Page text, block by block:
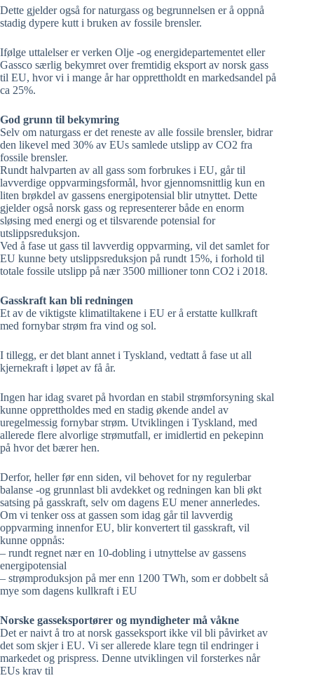
Dette gjelder også for naturgass og begrunnelsen er å oppnå
stadig dypere kutt i bruken av fossile brensler.
Ifølge uttalelser er verken Olje -og energidepartementet eller
Gassco særlig bekymret over fremtidig eksport av norsk gass
til EU, hvor vi i mange år har opprettholdt en markedsandel på
ca 25%.
God grunn til bekymring
Selv om naturgass er det reneste av alle fossile brensler, bidrar
den likevel med 30% av EUs samlede utslipp av CO2 fra
fossile brensler.
Rundt halvparten av all gass som forbrukes i EU, går til
lavverdige oppvarmingsformål, hvor gjennomsnittlig kun en
liten brøkdel av gassens energipotensial blir utnyttet. Dette
gjelder også norsk gass og representerer både en enorm
sløsing med energi og et tilsvarende potensial for
utslippsreduksjon.
Ved å fase ut gass til lavverdig oppvarming, vil det samlet for
EU kunne bety utslippsreduksjon på rundt 15%, i forhold til
totale fossile utslipp på nær 3500 millioner tonn CO2 i 2018.
Gasskraft kan bli redningen
Et av de viktigste klimatiltakene i EU er å erstatte kullkraft
med fornybar strøm fra vind og sol.
I tillegg, er det blant annet i Tyskland, vedtatt å fase ut all
kjernekraft i løpet av få år.
Ingen har idag svaret på hvordan en stabil strømforsyning skal
kunne opprettholdes med en stadig økende andel av
uregelmessig fornybar strøm. Utviklingen i Tyskland, med
allerede flere alvorlige strømutfall, er imidlertid en pekepinn
på hvor det bærer hen.
Derfor, heller før enn siden, vil behovet for ny regulerbar
balanse -og grunnlast bli avdekket og redningen kan bli økt
satsing på gasskraft, selv om dagens EU mener annerledes.
Om vi tenker oss at gassen som idag går til lavverdig
oppvarming innenfor EU, blir konvertert til gasskraft, vil
kunne oppnås:
– rundt regnet nær en 10-dobling i utnyttelse av gassens
energipotensial
– strømproduksjon på mer enn 1200 TWh, som er dobbelt så
mye som dagens kullkraft i EU
Norske gasseksportører og myndigheter må våkne
Det er naivt å tro at norsk gasseksport ikke vil bli påvirket av
det som skjer i EU. Vi ser allerede klare tegn til endringer i
markedet og prispress. Denne utviklingen vil forsterkes når
EUs krav til